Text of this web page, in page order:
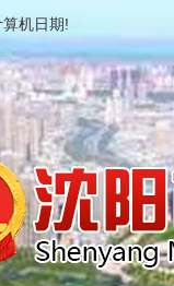
机日期!